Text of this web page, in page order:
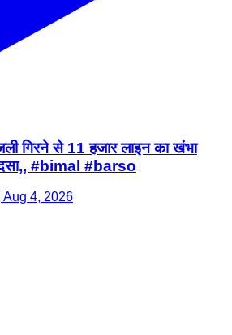
गिरने से 11 हजार लाइन का खंभा
#bimal #barso
Aug 4, 2026